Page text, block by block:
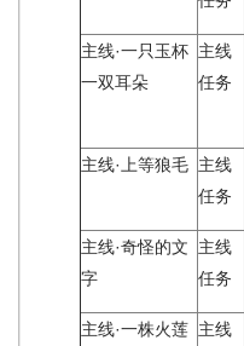
主线·一只玉杯
一双耳朵
主线
任务
主线·上等狼毛 主线
任务
主线·奇怪的文
字
主线
任务
主线·一株火莲 主线